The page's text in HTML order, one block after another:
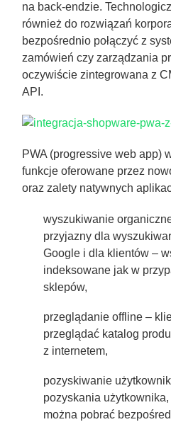
na back-endzie.
również do rozwiązań
bezpośrednio połączyć z
zamówień czy zarządzania
oczywiście zintegrowana z
API.
PWA (progressive web app)
funkcje oferowane przez
oraz zalety natywnych
wyszukiwanie
przyjazny dla
Google i dla klientów –
indeksowane jak w
sklepów,
przeglądanie offline –
przeglądać katalog
z internetem,
pozyskiwanie
pozyskania
można pobrać